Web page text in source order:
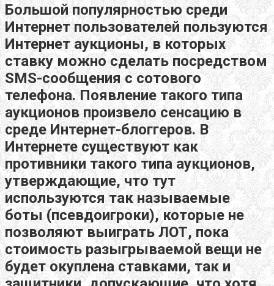
Большой популярностью среди
Интернет пользователей пользуются
Интернет аукционы, в которых
ставку можно сделать посредством
SMS-сообщения с сотового
телефона. Появление такого типа
аукционов произвело сенсацию в
среде Интернет-блоггеров. В
Интернете существуют как
противники такого типа аукционов,
утверждающие, что тут
используются так называемые
боты (псевдоигроки), которые не
позволяют выиграть ЛОТ, пока
стоимость разыгрываемой вещи не
будет окуплена ставками, так и